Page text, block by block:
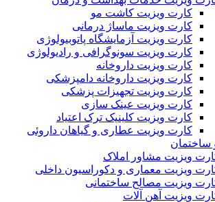
کارت ویزیت کاشت مو
کارت ویزیت ماساژ درمانی
کارت ویزیت آزمایشگاه پاتوبیولوژی
کارت ویزیت سونوگرافی و رادیولوژی
کارت ویزیت داروخانه
کارت ویزیت داروخانه دامپزشکی
کارت ویزیت تجهیزات پزشکی
کارت ویزیت عینک سازی
کارت ویزیت کلینیک ترک اعتیاد
کارت ویزیت عطاری و گیاهان داروئی
ساختمان
ویزیت مشاور املاک
ویزیت معماری و دکوراسیون داخلی
ویزیت مصالح ساختمانی
ویزیت آهن آلات